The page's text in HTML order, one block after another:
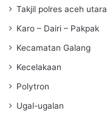
Takjil polres aceh utara
Karo – Dairi – Pakpak
Kecamatan Galang
Kecelakaan
Polytron
Ugal-ugalan